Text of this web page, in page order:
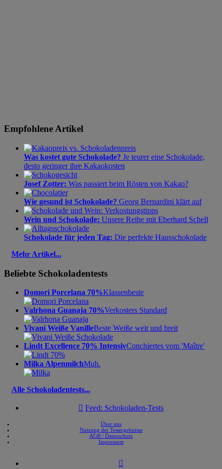
Empfohlene Artikel
Was kostet gute Schokolade? Je teurer eine Schokolade,
desto geringer ihre Kakaokosten
Josef Zotter: Was passiert beim Rösten von Kakao?
Wie gesund ist Schokolade? Georg Bernardini klärt auf
Wein und Schokolade: Unsere Reihe mit Eberhard Schell
Schokolade für jeden Tag: Die perfekte Hausschokolade
Mehr Artikel...
Beliebte Schokoladentests
Domori Porcelana 70%Klassenbeste
Valrhona Guanaja 70%Verkosters Standard
Vivani Weiße VanilleBeste Weiße weit und breit
Lindt Excellence 70% IntensivConchiertes vom 'Maître'
Milka AlpenmilchMuh.
Alle Schokoladentests...
 Feed: Schokoladen-Tests
Über uns
Nutzung der Testergebnisse
AGB / Datenschutz
Impressum
